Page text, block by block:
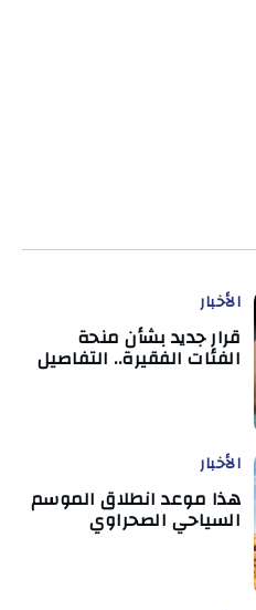
الأخبار
قرار جديد بشأن منحة
الفئات الفقيرة.. التفاصيل
الأخبار
هذا موعد انطلاق الموسم
السياحي الصحراوي